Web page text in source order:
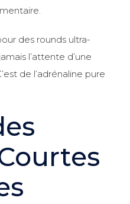
des rounds ultra-
l’attente d’une
de l’adrénaline pure